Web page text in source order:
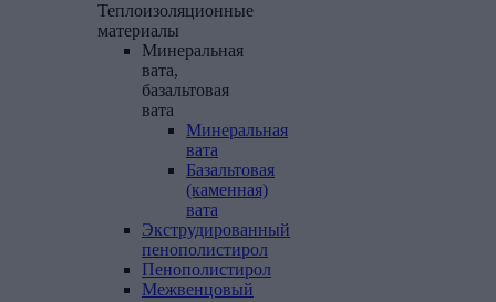
Теплоизоляционные
материалы
Минеральная
вата,
базальтовая
вата
Минеральная
вата
Базальтовая
(каменная)
вата
Экструдированный
пенополистирол
Пенополистирол
Межвенцовый